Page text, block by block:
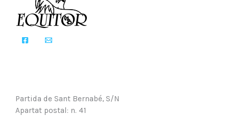
Partida de Sant Bernabé, S/N
Apartat postal: n. 41